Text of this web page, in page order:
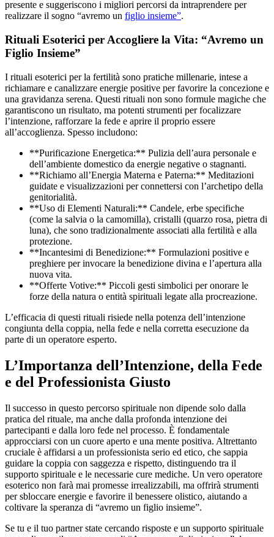
presente e suggeriscono i migliori percorsi da intraprendere per
realizzare il sogno “avremo un figlio insieme”.
Rituali Esoterici per Accogliere la Vita: “Avremo un
Figlio Insieme”
I rituali esoterici per la fertilità sono pratiche millenarie, intese a
richiamare e canalizzare energie positive per favorire la concezione e
una gravidanza serena. Questi rituali non sono formule magiche che
garantiscono un risultato, ma potenti strumenti per focalizzare
l’intenzione, rafforzare la fede e aprire il proprio essere
all’accoglienza. Spesso includono:
**Purificazione Energetica:** Pulizia dell’aura personale e
dell’ambiente domestico da energie negative o stagnanti.
**Richiamo all’Energia Materna e Paterna:** Meditazioni
guidate e visualizzazioni per connettersi con l’archetipo della
genitorialità.
**Uso di Elementi Naturali:** Candele, erbe specifiche
(come la salvia o la camomilla), cristalli (quarzo rosa, pietra di
luna), che sono tradizionalmente associati alla fertilità e alla
protezione.
**Incantesimi di Benedizione:** Formulazioni positive e
preghiere per invocare la benedizione divina e l’apertura alla
nuova vita.
**Offerte Votive:** Piccoli gesti simbolici per onorare le
forze della natura o entità spirituali legate alla procreazione.
L’efficacia di questi rituali risiede nella potenza dell’intenzione
congiunta della coppia, nella fede e nella corretta esecuzione da
parte di un operatore esperto.
L’Importanza dell’Intenzione, della Fede
e del Professionista Giusto
Il successo in questo percorso spirituale non dipende solo dalla
pratica del rituale, ma anche dalla profonda intenzione dei
partecipanti e dalla loro fede nel processo. È fondamentale
approcciarsi con un cuore aperto e una mente positiva. Altrettanto
cruciale è affidarsi a un professionista serio ed etico, che sappia
guidare la coppia con saggezza e rispetto, distinguendo tra il
supporto spirituale e le necessarie cure mediche. Un vero operatore
esoterico non farà mai promesse irrealizzabili, ma offrirà strumenti
per sbloccare energie e favorire il benessere olistico, aiutando a
coltivare la speranza di “avremo un figlio insieme”.
Se tu e il tuo partner state cercando risposte e un supporto spirituale